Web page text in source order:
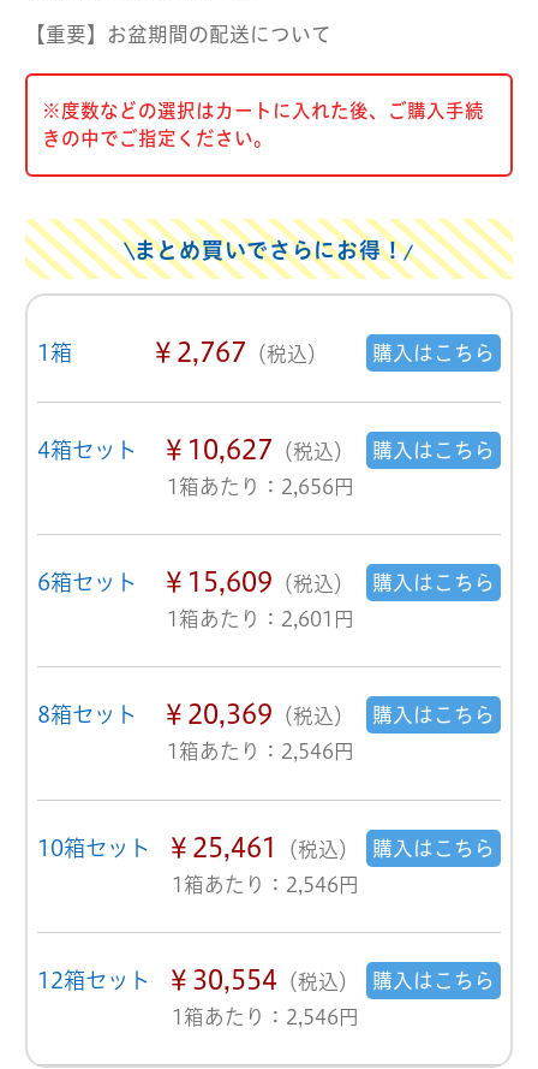
【重要】お盆期間の配送について
※度数などの選択はカートに入れた後、ご購入手続
きの中でご指定ください。
まとめ買いでさらにお得！
1箱 ￥2,767 （税込） 購入はこちら
4箱セット ￥10,627 （税込）
1箱あたり：2,656円
購入はこちら
6箱セット ￥15,609 （税込）
1箱あたり：2,601円
購入はこちら
8箱セット ￥20,369 （税込）
1箱あたり：2,546円
購入はこちら
10箱セット ￥25,461
（税込）
1箱あたり：2,546円
購入はこちら
12箱セット ￥30,554（税込）
1箱あたり：2,546円
購入はこちら